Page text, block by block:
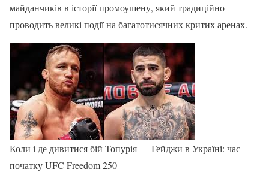
майданчиків в історії промоушену, який традиційно
проводить великі події на багатотисячних критих аренах.
Коли і де дивитися бій Топурія — Гейджи в Україні: час
початку UFC Freedom 250